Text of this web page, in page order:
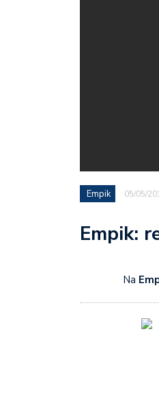
Empik 05/05/
Empik:
Na